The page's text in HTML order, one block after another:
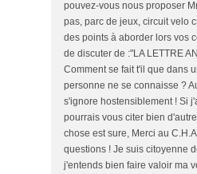
pouvez-vous nous proposer
pas, parc de jeux, circuit velo
des points à aborder lors vos
de discuter de :"LA LETTRE
Comment se fait t'il que dans
personne ne se connaisse ?
s'ignore hostensiblement ! Si
pourrais vous citer bien
chose est sure, Merci au
questions ! Je suis citoyenne
j'entends bien faire valoir ma